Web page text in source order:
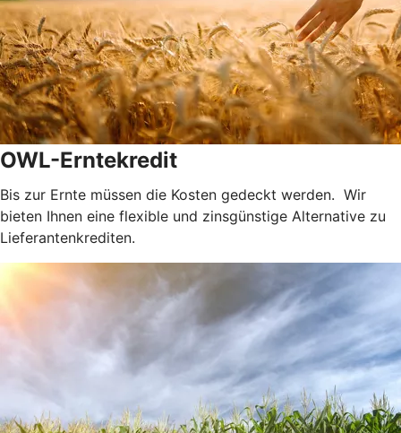
OWL-Erntekredit
Bis zur Ernte müssen die Kosten gedeckt werden. Wir
bieten Ihnen eine flexible und zinsgünstige Alternative zu
Lieferantenkrediten.